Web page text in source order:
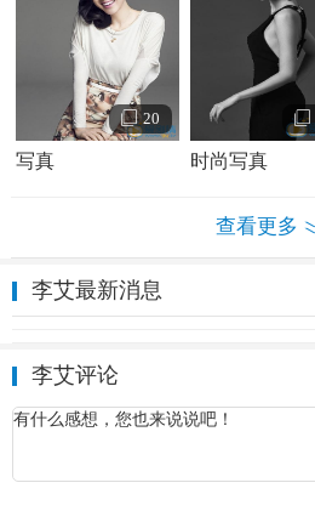
20
写真 时尚写真
查看更多
李艾最新消息
李艾评论